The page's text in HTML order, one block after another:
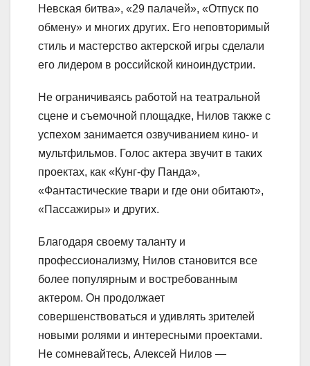
Невская битва», «29 палачей», «Отпуск по
обмену» и многих других. Его неповторимый
стиль и мастерство актерской игры сделали
его лидером в российской киноиндустрии.
Не ограничиваясь работой на театральной
сцене и съемочной площадке, Нилов также с
успехом занимается озвучиванием кино- и
мультфильмов. Голос актера звучит в таких
проектах, как «Кунг-фу Панда»,
«Фантастические твари и где они обитают»,
«Пассажиры» и других.
Благодаря своему таланту и
профессионализму, Нилов становится все
более популярным и востребованным
актером. Он продолжает
совершенствоваться и удивлять зрителей
новыми ролями и интересными проектами.
Не сомневайтесь, Алексей Нилов —